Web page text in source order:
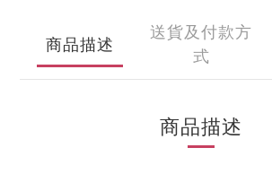
商品描述
送貨及付款方
式
商品描述